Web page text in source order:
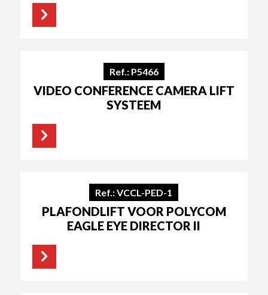
Ref.: P5466
VIDEO CONFERENCE CAMERA LIFT
SYSTEEM
Ref.: VCCL-PED-1
PLAFONDLIFT VOOR POLYCOM
EAGLE EYE DIRECTOR II